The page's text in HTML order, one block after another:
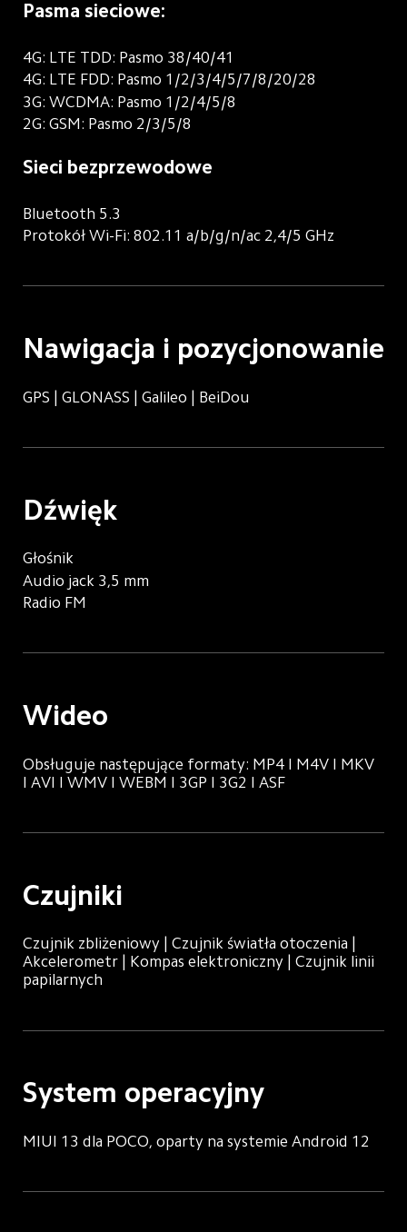
Pasma sieciowe:
4G: LTE TDD: Pasmo 38/40/41
4G: LTE FDD: Pasmo 1/2/3/4/5/7/8/20/28
3G: WCDMA: Pasmo 1/2/4/5/8
2G: GSM: Pasmo 2/3/5/8
Sieci bezprzewodowe
Bluetooth 5.3
Protokół Wi-Fi: 802.11 a/b/g/n/ac 2,4/5 GHz
Nawigacja i pozycjonowanie
GPS | GLONASS | Galileo | BeiDou
Dźwięk
Głośnik
Audio jack 3,5 mm
Radio FM
Wideo
Obsługuje następujące formaty: MP4 I M4V I MKV
I AVI I WMV I WEBM I 3GP I 3G2 I ASF
Czujniki
Czujnik zbliżeniowy | Czujnik światła otoczenia |
Akcelerometr | Kompas elektroniczny | Czujnik linii
papilarnych
System operacyjny
MIUI 13 dla POCO, oparty na systemie Android 12